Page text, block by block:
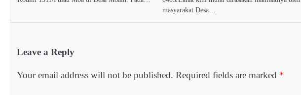
masyarakat Desa…
Leave a Reply
Your email address will not be published. Required fields are marked *